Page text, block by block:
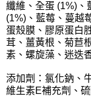
纖維、全蛋 (1%)、
(1%)、藍莓、蔓越
蛋殼膜、膠原蛋白
茸、薑黃根、菊苣
素、螺旋藻、迷迭
添加劑：氯化鈉、
維生素E補充劑、